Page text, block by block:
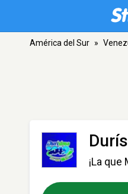
América del Sur »
¡La que